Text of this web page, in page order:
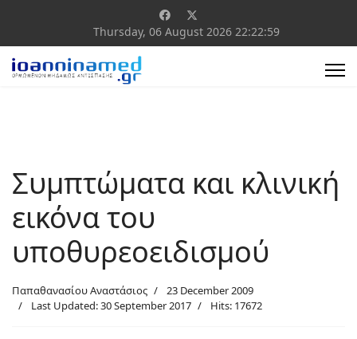
Thursday, 06 August 2026 22:22:59
Συμπτώματα και κλινική
εικόνα του
υποθυρεοειδισμού
Παπαθανασίου Αναστάσιος
23 December 2009
Last Updated: 30 September 2017
Hits: 17672